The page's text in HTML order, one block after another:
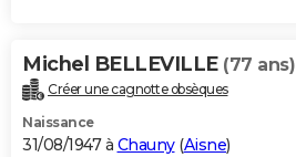
Michel BELLEVILLE (77 ans)
Créer une cagnotte obsèques
Naissance
31/08/1947 à Chauny(Aisne)